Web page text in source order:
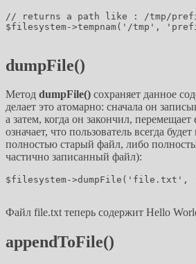
// returns a path like : /tmp/
$filesystem->tempnam('/tmp',
dumpFile()
Метод dumpFile() сохраняет данное
делает это атомарно: сначала он
а затем, когда он закончил,
означает, что пользователь всегда
полностью старый файл, либо
частично записанный файл):
$filesystem->dumpFile('file.txt',
Файл file.txt теперь содержит Hello
appendToFile()